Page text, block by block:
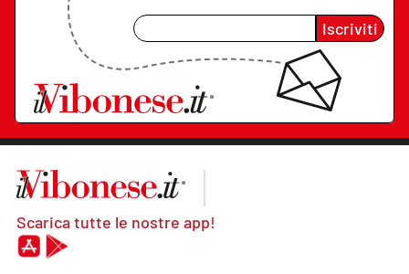
Iscriviti
Scarica tutte le nostre app!